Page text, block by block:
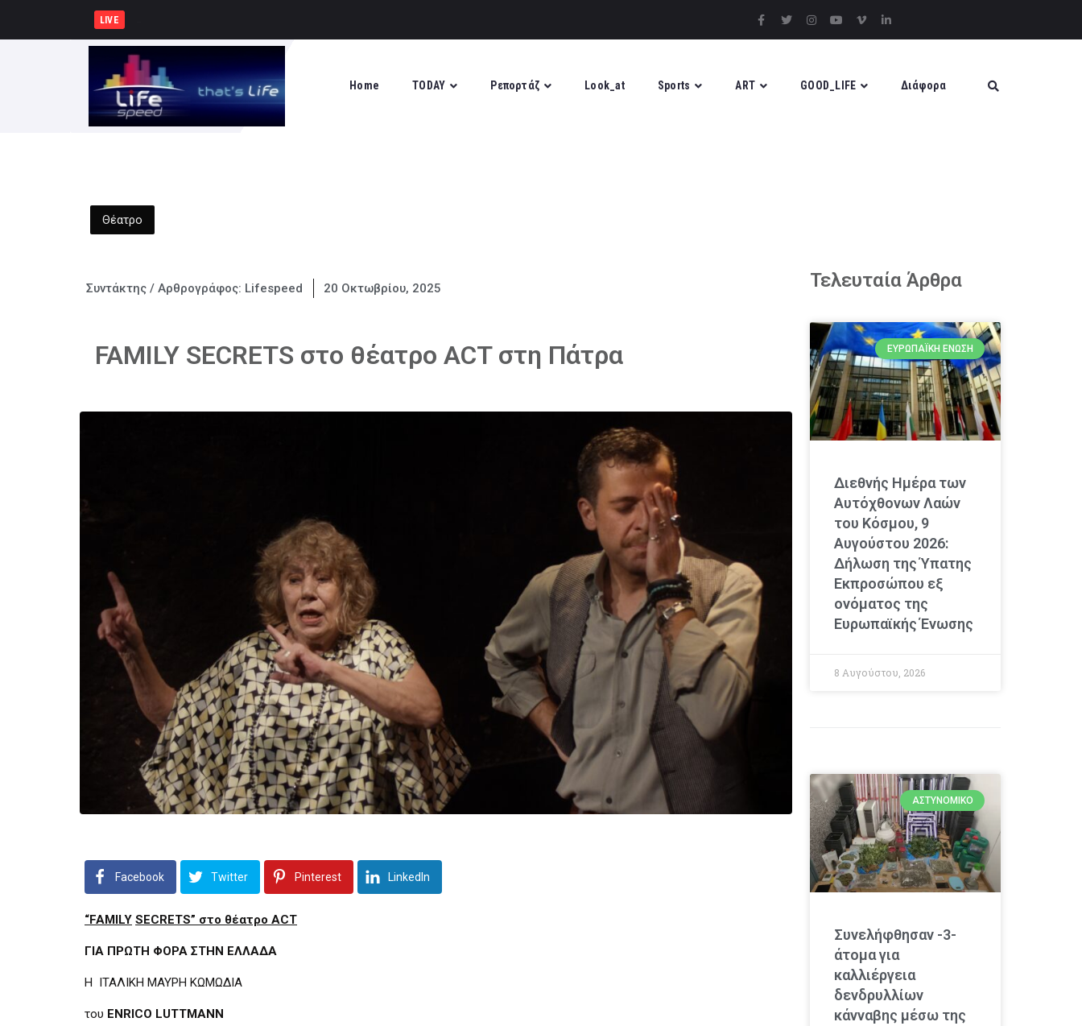
LIVE
Home TODAY Ρεπορτάζ Look_at Sports ART GOOD_LIFE Διάφορα
Θέατρο
Συντάκτης / Αρθρογράφος: Lifespeed 20 Οκτωβρίου, 2025
FAMILY SECRETS στο θέατρο ACT στη Πάτρα
Facebook Twitter Pinterest LinkedIn
“FAMILY SECRETS” στο θέατρο ACT
ΓΙΑ ΠΡΩΤΗ ΦΟΡΑ ΣΤΗΝ ΕΛΛΑΔΑ
Η ΙΤΑΛΙΚΗ ΜΑΥΡΗ ΚΩΜΩΔΙΑ
του ENRICO LUTTMANN
Τελευταία Άρθρα
ΕΥΡΩΠΑΪΚΉ ΈΝΩΣΗ
Διεθνής Ημέρα των
Αυτόχθονων Λαών
του Κόσμου, 9
Αυγούστου 2026:
Δήλωση της Ύπατης
Εκπροσώπου εξ
ονόματος της
Ευρωπαϊκής Ένωσης
8 Αυγούστου, 2026
ΑΣΤΥΝΟΜΙΚΌ
Συνελήφθησαν -3-
άτομα για
καλλιέργεια
δενδρυλλίων
κάνναβης μέσω της